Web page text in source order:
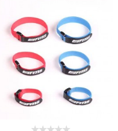
anfordern